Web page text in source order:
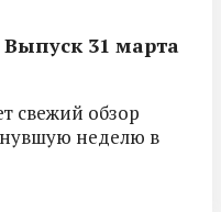
Выпуск 31 марта
свежий обзор
неделю в